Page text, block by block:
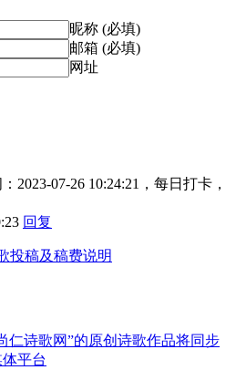
昵称 (必填)
邮箱 (必填)
网址
2023-07-26 10:24:21，每日打卡，
回复
仁诗歌网”的原创诗歌作品将同步
平台